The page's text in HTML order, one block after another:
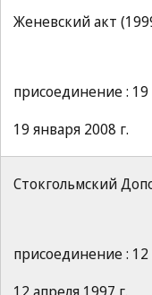
Женевский акт
присоединение : 19
19 января 2008 г.
Стокгольмский
присоединение : 12